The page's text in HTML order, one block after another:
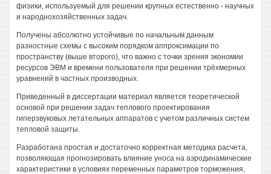
физики, используемый для решении крупных естественно - научных
и народнохозяйственных задач.
Получены абсолютно устойчивые по начальным данным
разностные схемы с высоким порядком аппроксимации по
пространству (выше второго), что важно с точки зрения экономии
ресурсов ЭВМ и времени пользователя при решении трёхмерных
уравнений в частных производных.
Приведенный в диссертации материал является теоретической
основой при решении задач теплового проектирования
гиперзвуковых летательных аппаратов с учетом различных систем
тепловой защиты.
Разработана простая и достаточно корректная методика расчета,
позволяющая прогнозировать влияние уноса на аэродинамические
характеристики в условиях переменных параметров торможения,